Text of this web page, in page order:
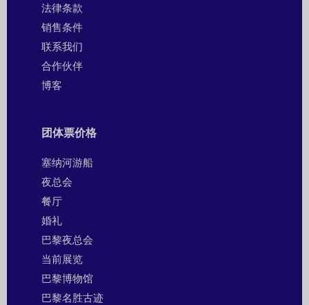
法律条款
销售条件
联系我们
合作伙伴
博客
团体票价格
塞纳河游船
夜总会
餐厅
婚礼
巴黎夜总会
当前展览
巴黎博物馆
巴黎名胜古迹